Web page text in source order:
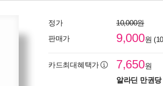
정가
10,000원
판매가
9,000원
카드최대혜택가 7,650원
알라딘 만권